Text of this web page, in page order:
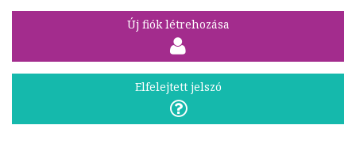
Új fiók létrehozása
Elfelejtett jelszó